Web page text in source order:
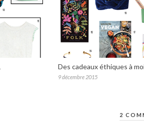
Des cadeaux éthiques à
9 décembre 2015
2